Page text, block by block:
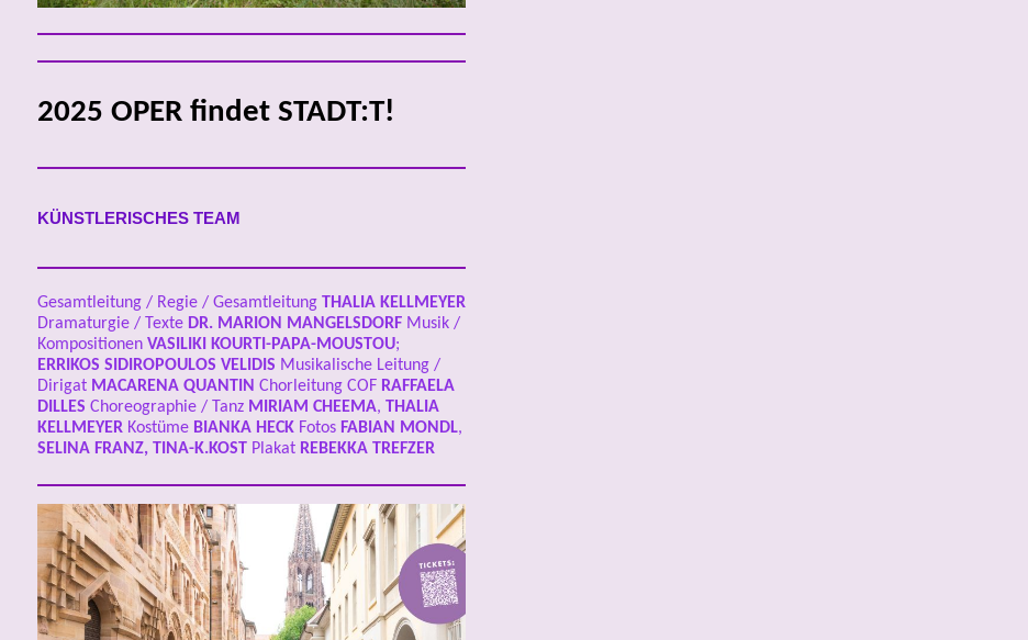
2025 OPER findet STADT:T!
KÜNSTLERISCHES TEAM
Gesamtleitung / Regie / Gesamtleitung THALIA KELLMEYER
Dramaturgie / Texte DR. MARION MANGELSDORF Musik /
Kompositionen VASILIKI KOURTI-PAPA-MOUSTOU;
ERRIKOS SIDIROPOULOS VELIDIS Musikalische Leitung /
Dirigat MACARENA QUANTIN Chorleitung COF RAFFAELA
DILLES Choreographie / Tanz MIRIAM CHEEMA, THALIA
KELLMEYERKostüme BIANKA HECKFotos FABIAN MONDL,
SELINA FRANZ, TINA-K.KOSTPlakat REBEKKA TREFZER